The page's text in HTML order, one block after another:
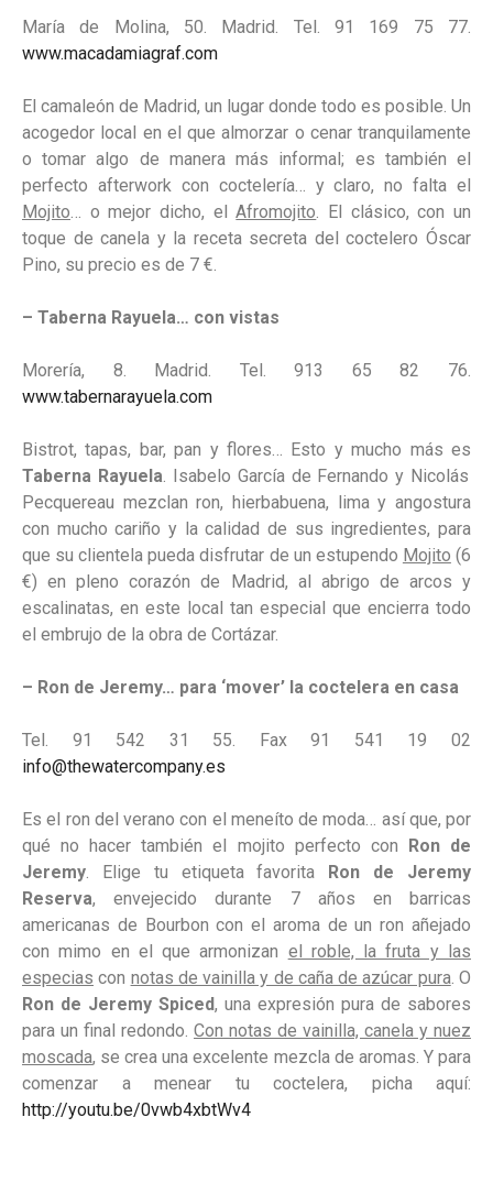
María de Molina, 50. Madrid. Tel. 91 169 75 77.
www.macadamiagraf.com
El camaleón de Madrid, un lugar donde todo es posible. Un
acogedor local en el que almorzar o cenar tranquilamente
o tomar algo de manera más informal; es también el
perfecto afterwork con coctelería… y claro, no falta el
Mojito… o mejor dicho, elAfromojito. El clásico, con un
toque de canela y la receta secreta del coctelero Óscar
Pino, su precio es de 7 €.
– Taberna Rayuela… con vistas
Morería, 8. Madrid. Tel. 913 65 82 76.
www.tabernarayuela.com
Bistrot, tapas, bar, pan y flores… Esto y mucho más es
Taberna Rayuela. Isabelo García de Fernando y Nicolás
Pecquereau mezclan ron, hierbabuena, lima y angostura
con mucho cariño y la calidad de sus ingredientes, para
que su clientela pueda disfrutar de un estupendo Mojito (6
€) en pleno corazón de Madrid, al abrigo de arcos y
escalinatas, en este local tan especial que encierra todo
el embrujo de la obra de Cortázar.
– Ron de Jeremy… para ‘mover’ la coctelera en casa
Tel. 91 542 31 55. Fax 91 541 19 02
info@thewatercompany.es
Es el ron del verano con el meneíto de moda… así que, por
qué no hacer también el mojito perfecto con Ron de
Jeremy. Elige tu etiqueta favorita Ron de Jeremy
Reserva, envejecido durante 7 años en barricas
americanas de Bourbon con el aroma de un ron añejado
con mimo en el que armonizan el roble, la fruta y las
especias con notas de vainilla y de caña de azúcar pura. O
Ron de Jeremy Spiced, una expresión pura de sabores
para un final redondo. Con notas de vainilla, canela y nuez
moscada, se crea una excelente mezcla de aromas. Y para
comenzar a menear tu coctelera, picha aquí:
http://youtu.be/0vwb4xbtWv4